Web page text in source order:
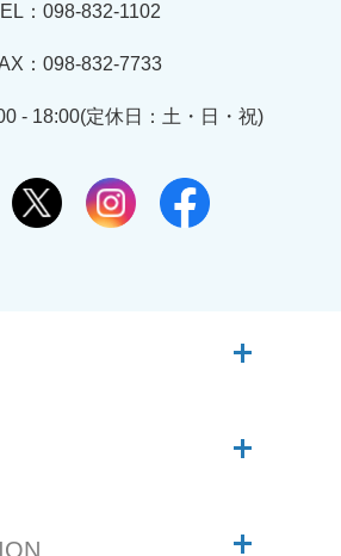
：098-832-1102
：098-832-7733
- 18:00(定休日：土・日・祝)